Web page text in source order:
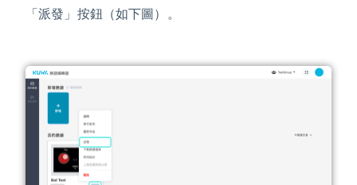
「派發」按鈕（如下圖）。